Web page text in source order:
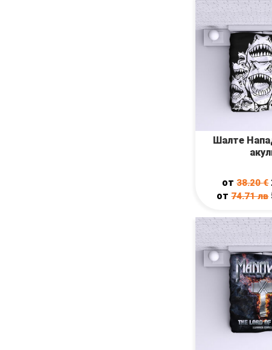
Шалте
от38.20€
от74.71лв